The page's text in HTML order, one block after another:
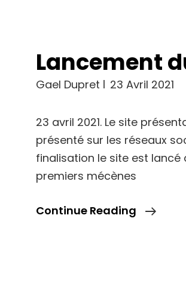
Lancement
Gael Dupret 23 Avril 2021
23 avril 2021. Le site
présenté sur les réseaux
finalisation le site est lancé
premiers mécènes
Continue Reading